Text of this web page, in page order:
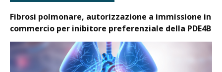
Fibrosi polmonare, autorizzazione a immissione in
commercio per inibitore preferenziale della PDE4B